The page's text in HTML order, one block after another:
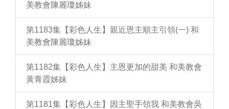
美教會陳麗瓊姊妹
第1183集【彩色人生】親近恩主順主引領(一) 和
美教會陳麗瓊姊妹
第1182集【彩色人生】主恩更加的甜美 和美教會
黃青霞姊妹
第1181集【彩色人生】因主聖手領我 和美教會吳